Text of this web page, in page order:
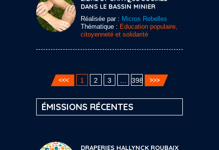
DANS LE BASSIN MINIER
Réalisée par : Micros Rebelles
Thématique : Education populaire,
citoyenneté et solidarité
1 2 3 398
ÉMISSIONS RÉCENTES
DRAPERIES HALLYNCK ROUBAIX